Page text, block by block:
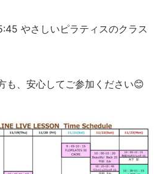
やさしいピラティスのクラス
も、安心してご参加ください😊